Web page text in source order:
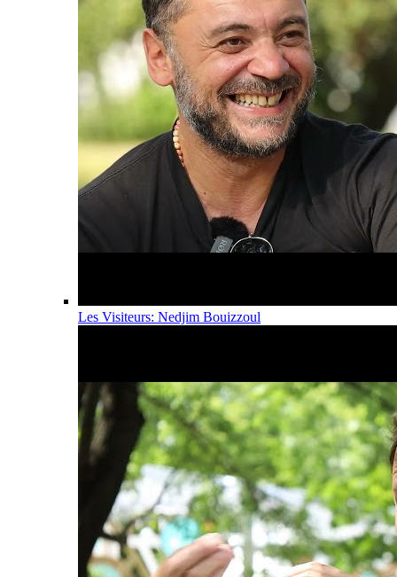
Les Visiteurs: Nedjim Bouizzoul